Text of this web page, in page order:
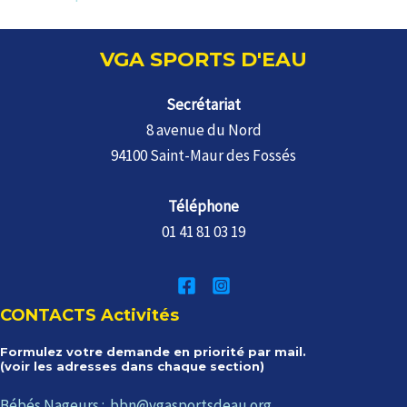
VGA SPORTS D'EAU
Secrétariat
8 avenue du Nord
94100 Saint-Maur des Fossés
Téléphone
01 41 81 03 19
CONTACTS Activités
Formulez votre demande en priorité par mail.
(voir les adresses dans chaque section)